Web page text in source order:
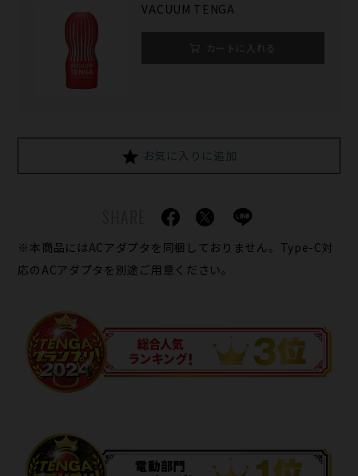
VACUUM TENGA
お気に入りに追加
※本商品にはACアダプタを同梱しておりません。Type-C対
応のACアダプタを別途ご用意ください。